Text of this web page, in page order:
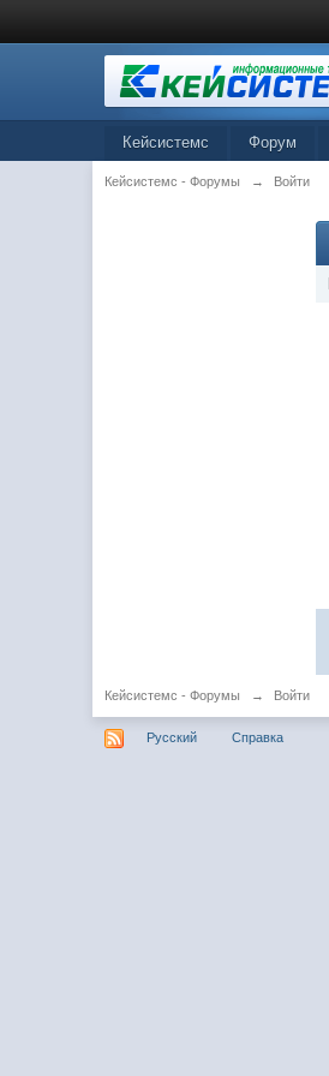
Кейсистемс Форум
Кейсистемс - Форумы → Войти
Кейсистемс - Форумы → Войти
Русский Справка